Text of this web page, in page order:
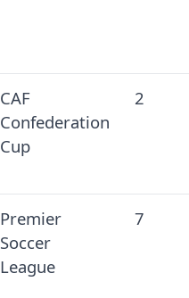
CAF
Confederation
Cup
2
Premier
Soccer
League
7